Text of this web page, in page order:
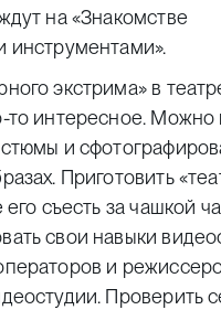
на «Знакомстве
инструментами».
экстрима» в
то интересное.
и
Приготовить
съесть за чашкой
свои навыки
и
Проверить